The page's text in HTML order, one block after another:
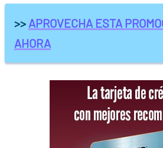
>> APROVECHA ESTA
AHORA